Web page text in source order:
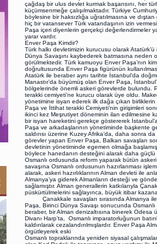
çağdaş bir ulus devlet kurmak başarısını, her
küçümsenmeğe çalışılmaktadır. Türkiye
böylesine bir haksızlığa uğratılmasına ve
hiç bir vatansever Türk vatandaşının izin
Paşa içeri diyenlerin gerçekçi değerlendirmeler
yarar vardır.
Enver Paşa Kimdir?
Türk halkı devletimizin kurucusu olarak
Dünya Savaşını kaybederek batmasına neden
görülmektedir. Türk kamuoyu Enver Paşa’nın
doğrultusunda Enver Paşa figürünün
Atatürk ile beraber aynı tarihte İstanbul’da
Manastır’da büyümüş olan Enver Paşa,
bölgelerinde önemli askeri görevlerde bulundu.
terakki cemiyeti’ne kurucu olarak üye oldu.
yönetimine isyan ederek ilk dağa çıkan
Paşa ve İttihat terakki Cemiyeti’nin girişimleri
ikinci kez Meşrutiyet döneminin ilan edilmesine
bir isyan hareketini gerekçe göstererek
Paşa ve arkadaşlarının yönetiminde başkente
saldırısı üzerine Kuzey Afrika’da, daha sonra
görevler yapan Enver Paşa, Balkan savaşları
devletinin yönetiminde egemen olmağa
böylece hanedanın desteğini alarak daha güçlü
Osmanlı ordusunda reform yaparak bütün
savaşına Osmanlı ordusunun hazırlanması
alarak, askeri hazırlıklarının Alman devleti ile
Almanya’ya giderek Almanların desteği ve
sağlamıştır. Alman generallerin katkılarıyla
püskürtülmelerini sağlayınca, büyük itibar
Çanakkale savaşları sırasında Almanya ile
Paşa, Birinci Dünya Savaşı sonucunda
beraber, bir Alman denizaltısına binerek Odesa
Divanı Harp’ta, Osmanlı imparatorluğunun
kaldırılarak cezalandırılmışlardır. Enver Paşa
örgütleyerek eski
Osmanlı topraklarında yeniden siyasal